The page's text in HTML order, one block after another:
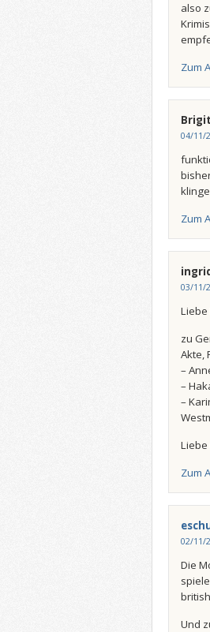
also
Zum
04/11/
Zum
03/11/
Liebe
zu
Akte,
–
–
–
Liebe
Zum
02/11/
Die
Und